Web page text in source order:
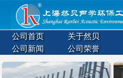
公司首页 关于然贝
公司新闻
公司荣誉